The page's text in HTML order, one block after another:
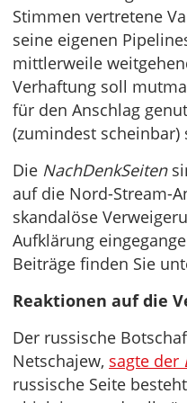
Stimmen vertretene
seine eigenen
mittlerweile
Verhaftung soll
für den Anschlag
(zumindest scheinbar)
Die NachDenkSeiten
auf die Nord-Stream-
skandalöse
Aufklärung
Beiträge finden Sie
Reaktionen auf die
Der russische
Netschajew, sagte der
russische Seite